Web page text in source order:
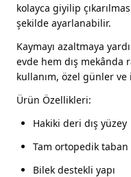
kolayca giyilip
şekilde ayarlanabilir.
Kaymayı azaltmaya
evde hem dış mekânda
kullanım, özel günler
Ürün Özellikleri:
Hakiki deri dış yüzey
Tam ortopedik taban
Bilek destekli yapı